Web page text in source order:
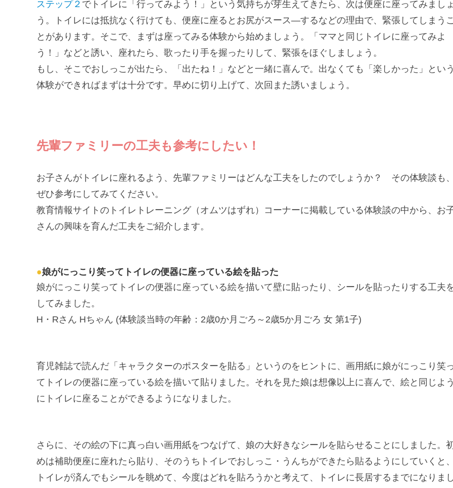
ステップ２ でトイレに「行ってみよう！」という気持ちが芽生えてきたら、次は便座に座ってみましょ
う。トイレには抵抗なく行けても、便座に座るとお尻がスース—するなどの理由で、緊張してしまうこ
とがあります。そこで、まずは座ってみる体験から始めましょう。「ママと同じトイレに座ってみよ
う！」などと誘い、座れたら、歌ったり手を握ったりして、緊張をほぐしましょう。
もし、そこでおしっこが出たら、「出たね！」などと一緒に喜んで。出なくても「楽しかった」という
体験ができればまずは十分です。早めに切り上げて、次回また誘いましょう。
先輩ファミリーの工夫も参考にしたい！
お子さんがトイレに座れるよう、先輩ファミリーはどんな工夫をしたのでしょうか？ その体験談も、
ぜひ参考にしてみてください。
教育情報サイトのトイレトレーニング（オムツはずれ）コーナーに掲載している体験談の中から、お
さんの興味を育んだ工夫をご紹介します。
●娘がにっこり笑ってトイレの便器に座っている絵を貼った
娘がにっこり笑ってトイレの便器に座っている絵を描いて壁に貼ったり、シールを貼ったりする工夫
してみました。
H・Rさん Hちゃん (体験談当時の年齢：2歳0か月ごろ～2歳5か月ごろ 女 第1子)
育児雑誌で読んだ「キャラクターのポスターを貼る」というのをヒントに、画用紙に娘がにっこり笑
てトイレの便器に座っている絵を描いて貼りました。それを見た娘は想像以上に喜んで、絵と同じよう
にトイレに座ることができるようになりました。
さらに、その絵の下に真っ白い画用紙をつなげて、娘の大好きなシールを貼らせることにしました。
めは補助便座に座れたら貼り、そのうちトイレでおしっこ・うんちができたら貼るようにしていくと、
トイレが済んでもシールを眺めて、今度はどれを貼ろうかと考えて、トイレに長居するまでになりまし